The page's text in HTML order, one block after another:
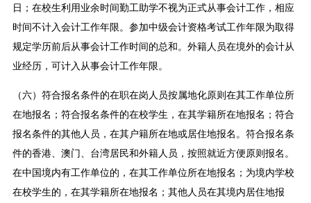
日；在校生利用业余时间勤工助学不视为正式从事会计工作，相应
时间不计入会计工作年限。参加中级会计资格考试工作年限为取得
规定学历前后从事会计工作时间的总和。外籍人员在境外的会计从
业经历，可计入从事会计工作年限。
（六）符合报名条件的在职在岗人员按属地化原则在其工作单位所
在地报名；符合报名条件的在校学生，在其学籍所在地报名；符合
报名条件的其他人员，在其户籍所在地或居住地报名。符合报名条
件的香港、澳门、台湾居民和外籍人员，按照就近方便原则报名。
在中国境内有工作单位的，在其工作单位所在地报名；为境内学校
在校学生的，在其学籍所在地报名；其他人员在其境内居住地报